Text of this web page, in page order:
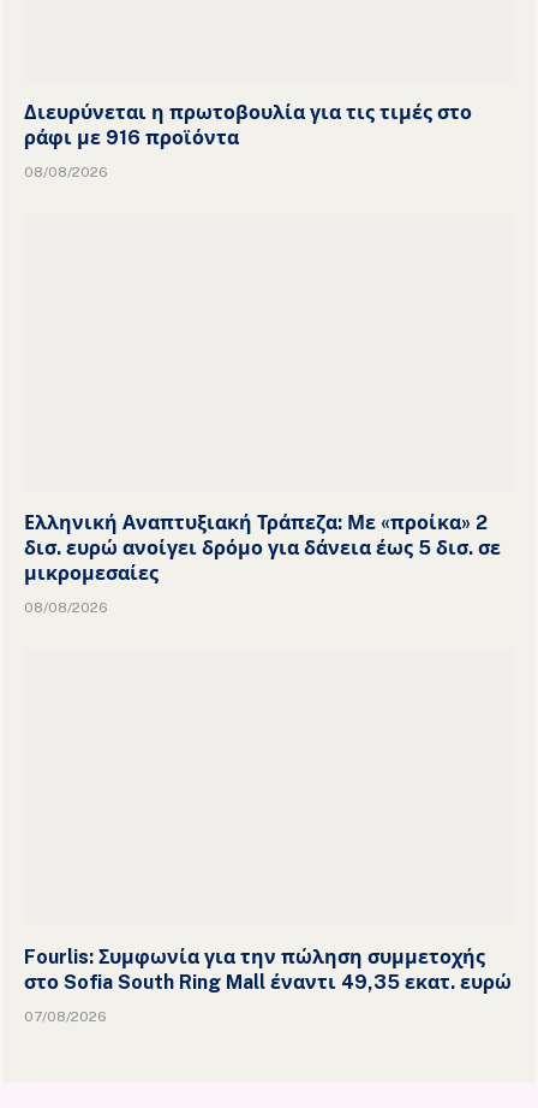
Διευρύνεται η πρωτοβουλία για τις τιμές στο
ράφι με 916 προϊόντα
08/08/2026
Ελληνική Αναπτυξιακή Τράπεζα: Με «προίκα» 2
δισ. ευρώ ανοίγει δρόμο για δάνεια έως 5 δισ. σε
μικρομεσαίες
08/08/2026
Fourlis: Συμφωνία για την πώληση συμμετοχής
στο Sofia South Ring Mall έναντι 49,35 εκατ. ευρώ
07/08/2026